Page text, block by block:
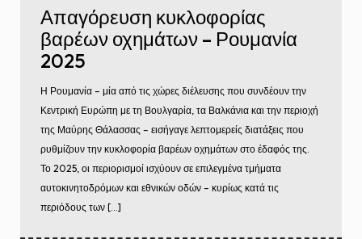
Απαγόρευση κυκλοφορίας
βαρέων οχημάτων – Ρουμανία
2025
Η Ρουμανία – μία από τις χώρες διέλευσης που συνδέουν την
Κεντρική Ευρώπη με τη Βουλγαρία, τα Βαλκάνια και την περιοχή
της Μαύρης Θάλασσας – εισήγαγε λεπτομερείς διατάξεις που
ρυθμίζουν την κυκλοφορία βαρέων οχημάτων στο έδαφός της.
Το 2025, οι περιορισμοί ισχύουν σε επιλεγμένα τμήματα
αυτοκινητοδρόμων και εθνικών οδών – κυρίως κατά τις
περιόδους των […]